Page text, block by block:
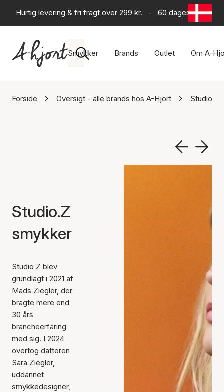
Hurtig levering & fri fragt over 299 kr. - 60 dages returret
Smykker Brands Outlet Om A-
Forside Oversigt - alle brands hos A-Hjort Studio.Z
Studio.Z
smykker
Studio Z blev
grundlagt i 2021 af
Mads Ziegler, der
bragte mere end
30 års
brancheerfaring
med sig. I 2024
overtog datteren
Sara Ziegler,
uddannet
smykkedesigner,